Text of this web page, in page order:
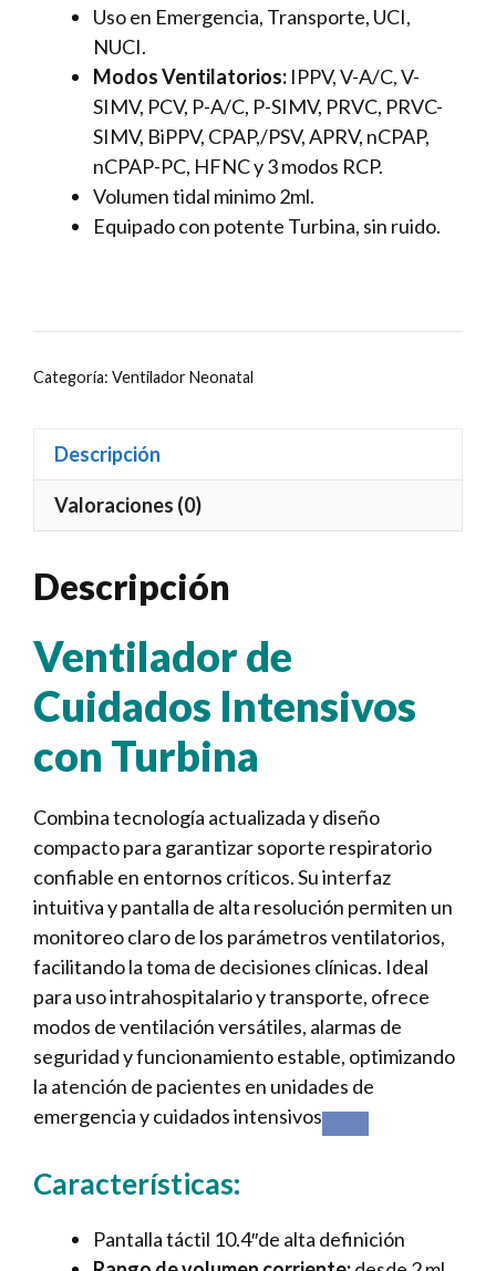
Uso en Emergencia, Transporte, UCI,
NUCI.
Modos Ventilatorios: IPPV, V-A/C, V-
SIMV, PCV, P-A/C, P-SIMV, PRVC, PRVC-
SIMV, BiPPV, CPAP,/PSV, APRV, nCPAP,
nCPAP-PC, HFNC y 3 modos RCP.
Volumen tidal minimo 2ml.
Equipado con potente Turbina, sin ruido.
Categoría: Ventilador Neonatal
Descripción
Valoraciones (0)
Descripción
Ventilador de
Cuidados Intensivos
con Turbina
Combina tecnología actualizada y diseño
compacto para garantizar soporte respiratorio
confiable en entornos críticos. Su interfaz
intuitiva y pantalla de alta resolución permiten un
monitoreo claro de los parámetros ventilatorios,
facilitando la toma de decisiones clínicas. Ideal
para uso intrahospitalario y transporte, ofrece
modos de ventilación versátiles, alarmas de
seguridad y funcionamiento estable, optimizando
la atención de pacientes en unidades de
emergencia y cuidados intensivos
Características:
Pantalla táctil 10.4″de alta definición